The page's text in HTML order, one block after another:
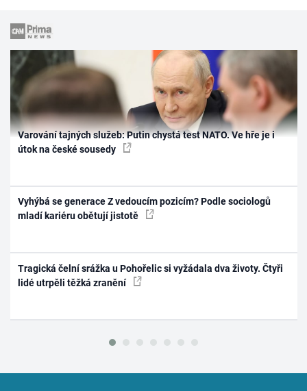
Varování tajných služeb: Putin chystá test NATO. Ve hře je i
útok na české sousedy
Vyhýbá se generace Z vedoucím pozicím? Podle sociologů
mladí kariéru obětují jistotě
Tragická čelní srážka u Pohořelic si vyžádala dva životy. Čtyři
lidé utrpěli těžká zranění